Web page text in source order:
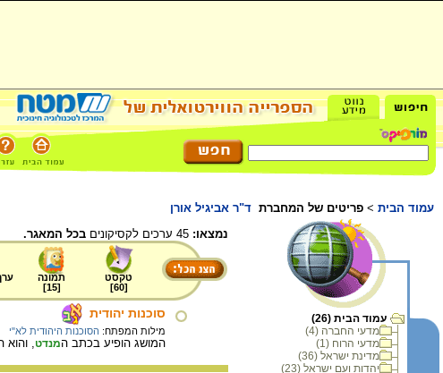
עמוד הבית > פריטים של המחברת ד"ר אביגיל אורן
עמוד הבית (26)
מדעי החברה (4)
מדעי הרוח (1)
מדינת ישראל (36)
יהדות ועם ישראל (23)
נמצאו:
בכל המאגר.
טקסט
[
60
]
תמונה
[
15
]
סוכנות יהודית
מילות המפתח: הסוכנות היהודית לא"י
המושג הופיע בכתב המנדט, והוא